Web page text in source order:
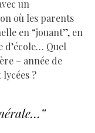
un
où les parents
en “jouant”, en
d’école… Quel
– année de
?